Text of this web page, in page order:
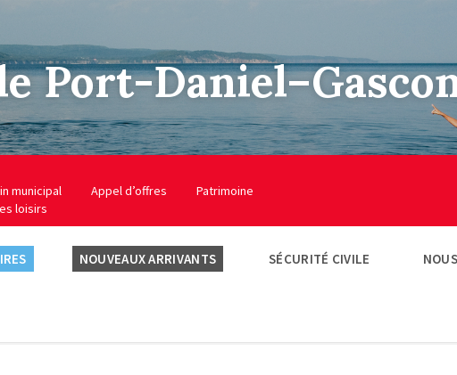
Port-
municipal Appel d’offres
Patrimoine
loisirs
NOUVEAUX ARRIVANTS SÉCURITÉ CIVILE